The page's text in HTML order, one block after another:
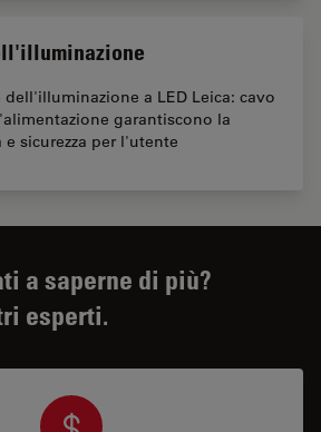
a LED Leica: cavo
garantiscono la
sicurezza per l'utente
a saperne di più?
esperti.